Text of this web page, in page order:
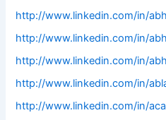
http://www.linkedin.com/in/
http://www.linkedin.com/in/
http://www.linkedin.com/in/
http://www.linkedin.com/in/
http://www.linkedin.com/in/